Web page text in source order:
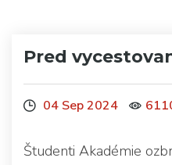
Pred
04 Sep 2024
Študenti Akadémie